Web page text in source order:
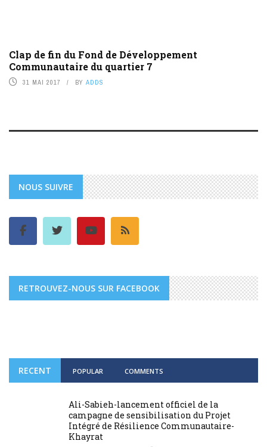
Clap de fin du Fond de Développement
Communautaire du quartier 7
31 MAI 2017 BY ADDS
NOUS SUIVRE
RETROUVEZ-NOUS SUR FACEBOOK
RECENT POPULAR COMMENTS
Ali-Sabieh-lancement officiel de la
campagne de sensibilisation du Projet
Intégré de Résilience Communautaire-
Khayrat